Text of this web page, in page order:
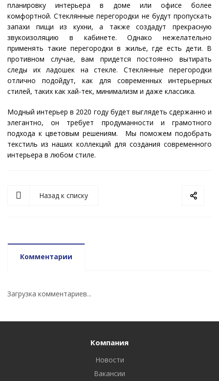
планировку интерьера в доме или офисе более
комфортной. Стеклянные перегородки не будут пропускать
запахи пищи из кухни, а также создадут прекрасную
звукоизоляцию в кабинете. Однако нежелательно
применять такие перегородки в жилье, где есть дети. В
противном случае, вам придется постоянно вытирать
следы их ладошек на стекле. Стеклянные перегородки
отлично подойдут, как для современных интерьерных
стилей, таких как хай-тек, минимализм и даже классика.
Модный интерьер в 2020 году будет выглядеть сдержанно и
элегантно, он требует продуманности и грамотного
подхода к цветовым решениям. Мы поможем подобрать
текстиль из наших коллекций для создания современного
интерьера в любом стиле.
Назад к списку
Комментарии
Загрузка комментариев...
Компания
Новости
Вакансии